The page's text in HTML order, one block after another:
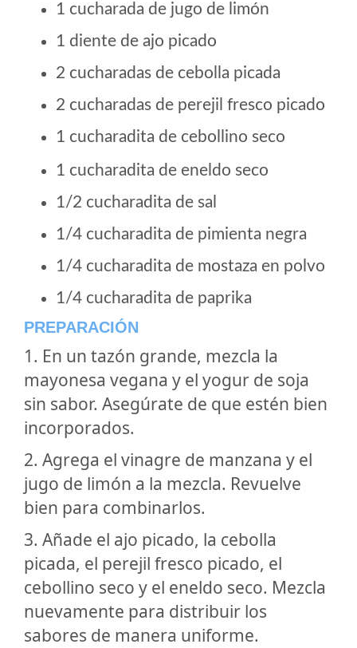
1 cucharada de jugo de limón
1 diente de ajo picado
2 cucharadas de cebolla picada
2 cucharadas de perejil fresco picado
1 cucharadita de cebollino seco
1 cucharadita de eneldo seco
1/2 cucharadita de sal
1/4 cucharadita de pimienta negra
1/4 cucharadita de mostaza en polvo
1/4 cucharadita de paprika
PREPARACIÓN
1. En un tazón grande, mezcla la
mayonesa vegana y el yogur de soja
sin sabor. Asegúrate de que estén bien
incorporados.
2. Agrega el vinagre de manzana y el
jugo de limón a la mezcla. Revuelve
bien para combinarlos.
3. Añade el ajo picado, la cebolla
picada, el perejil fresco picado, el
cebollino seco y el eneldo seco. Mezcla
nuevamente para distribuir los
sabores de manera uniforme.